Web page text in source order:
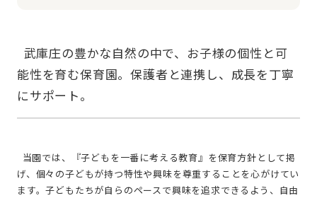
能性を育む保育園。保護者と連携し、成長を丁寧
げ、個々の子どもが持つ特性や興味を尊重することを心がけてい
ます。子どもたちが自らのペースで興味を追求できるよう、自由